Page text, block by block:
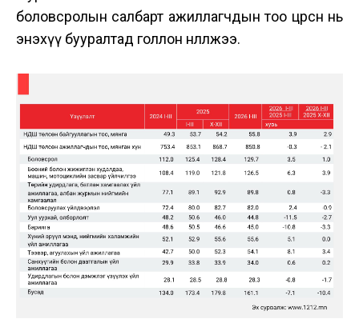
боловсролын салбарт ажиллагчдын тоо цөөрсөн нь
энэхүү бууралтад голлон нөлөөлжээ.